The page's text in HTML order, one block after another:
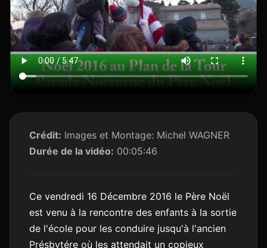
Crédit: Images et Montage: Michel WAGNER
Durée de la vidéo: 00:05:46
Ce vendredi 16 Décembre 2016 le Père Noël
est venu à la rencontre des enfants à la sortie
de l'école pour les conduire jusqu'à l'ancien
Présbytére où les attendait un copieux